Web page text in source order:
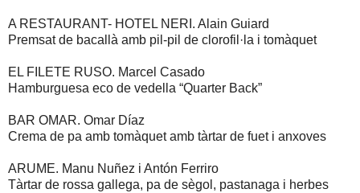
A RESTAURANT- HOTEL NERI. Alain Guiard
Premsat de bacallà amb pil-pil de clorofil·la i tomàquet
EL FILETE RUSO. Marcel Casado
Hamburguesa eco de vedella “Quarter Back”
BAR OMAR. Omar Díaz
Crema de pa amb tomàquet amb tàrtar de fuet i anxoves
ARUME. Manu Nuñez i Antón Ferriro
Tàrtar de rossa gallega, pa de sègol, pastanaga i herbes